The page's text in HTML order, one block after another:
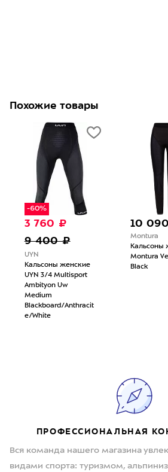
Похожие товары
-60%
3 760 ₽
9 400 ₽
UYN
Кальсоны женские
UYN 3/4 Multisport
Ambityon Uw
Medium
Blackboard/Anthracit
e/White
10
Montura
Кальсоны
Montura
Black
ПРОФЕССИОНАЛЬНАЯ
Вся команда нашего магазина
видами спорта: туризмом,